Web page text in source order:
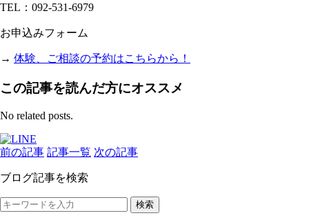
TEL：092-531-6979
お申込みフォーム
→ 体験、ご相談の予約はこちらから！
この記事を読んだ方にオススメ
No related posts.
前の記事 記事一覧 次の記事
ブログ記事を検索
検索